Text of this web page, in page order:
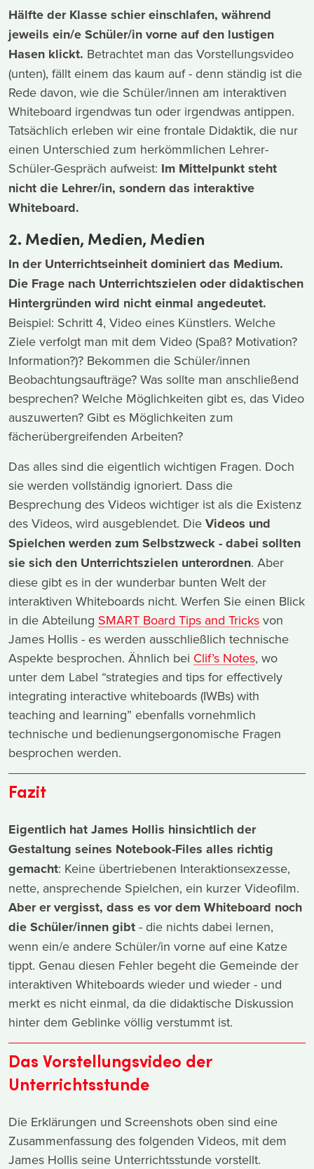
Hälfte der Klasse schier einschlafen, während
jeweils ein/e Schüler/in vorne auf den lustigen
Hasen klickt. Betrachtet man das Vorstellungsvideo
(unten), fällt einem das kaum auf - denn ständig ist die
Rede davon, wie die Schüler/innen am interaktiven
Whiteboard irgendwas tun oder irgendwas antippen.
Tatsächlich erleben wir eine frontale Didaktik, die nur
einen Unterschied zum herkömmlichen Lehrer-
Schüler-Gespräch aufweist: Im Mittelpunkt steht
nicht die Lehrer/in, sondern das interaktive
Whiteboard.
2. Medien, Medien, Medien
In der Unterrichtseinheit dominiert das Medium.
Die Frage nach Unterrichtszielen oder didaktischen
Hintergründen wird nicht einmal angedeutet.
Beispiel: Schritt 4, Video eines Künstlers. Welche
Ziele verfolgt man mit dem Video (Spaß? Motivation?
Information?)? Bekommen die Schüler/innen
Beobachtungsaufträge? Was sollte man anschließend
besprechen? Welche Möglichkeiten gibt es, das Video
auszuwerten? Gibt es Möglichkeiten zum
fächerübergreifenden Arbeiten?
Das alles sind die eigentlich wichtigen Fragen. Doch
sie werden vollständig ignoriert. Dass die
Besprechung des Videos wichtiger ist als die Existenz
des Videos, wird ausgeblendet. Die Videos und
Spielchen werden zum Selbstzweck - dabei sollten
sie sich den Unterrichtszielen unterordnen. Aber
diese gibt es in der wunderbar bunten Welt der
interaktiven Whiteboards nicht. Werfen Sie einen Blick
in die Abteilung SMART Board Tips and Tricks von
James Hollis - es werden ausschließlich technische
Aspekte besprochen. Ähnlich bei Clif’s Notes, wo
unter dem Label “strategies and tips for effectively
integrating interactive whiteboards (IWBs) with
teaching and learning” ebenfalls vornehmlich
technische und bedienungsergonomische Fragen
besprochen werden.
Fazit
Eigentlich hat James Hollis hinsichtlich der
Gestaltung seines Notebook-Files alles richtig
gemacht: Keine übertriebenen Interaktionsexzesse,
nette, ansprechende Spielchen, ein kurzer Videofilm.
Aber er vergisst, dass es vor dem Whiteboard noch
die Schüler/innen gibt - die nichts dabei lernen,
wenn ein/e andere Schüler/in vorne auf eine Katze
tippt. Genau diesen Fehler begeht die Gemeinde der
interaktiven Whiteboards wieder und wieder - und
merkt es nicht einmal, da die didaktische Diskussion
hinter dem Geblinke völlig verstummt ist.
Das Vorstellungsvideo der
Unterrichtsstunde
Die Erklärungen und Screenshots oben sind eine
Zusammenfassung des folgenden Videos, mit dem
James Hollis seine Unterrichtsstunde vorstellt.